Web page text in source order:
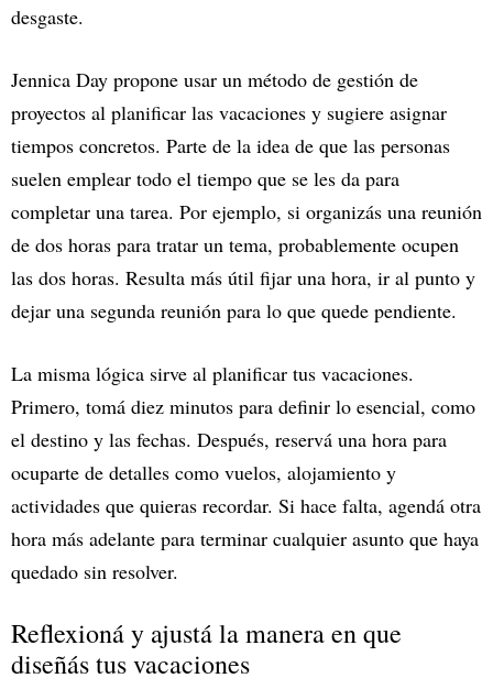
desgaste.
Jennica Day propone usar un método de gestión de
proyectos al planificar las vacaciones y sugiere asignar
tiempos concretos. Parte de la idea de que las personas
suelen emplear todo el tiempo que se les da para
completar una tarea. Por ejemplo, si organizás una reunión
de dos horas para tratar un tema, probablemente ocupen
las dos horas. Resulta más útil fijar una hora, ir al punto y
dejar una segunda reunión para lo que quede pendiente.
La misma lógica sirve al planificar tus vacaciones.
Primero, tomá diez minutos para definir lo esencial, como
el destino y las fechas. Después, reservá una hora para
ocuparte de detalles como vuelos, alojamiento y
actividades que quieras recordar. Si hace falta, agendá otra
hora más adelante para terminar cualquier asunto que haya
quedado sin resolver.
Reflexioná y ajustá la manera en que
diseñás tus vacaciones